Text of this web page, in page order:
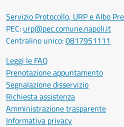
Servizio Protocollo, URP e Albo
PEC: urp@pec.comune.napoli.it
Centralino unico:0817951111
Leggi le FAQ
Prenotazione appuntamento
Segnalazione disservizio
Richiesta assistenza
Amministrazione trasparente
Informativa privacy